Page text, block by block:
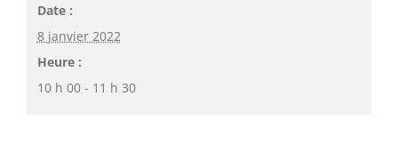
Date :
8 janvier 2022
Heure :
10 h 00 - 11 h 30